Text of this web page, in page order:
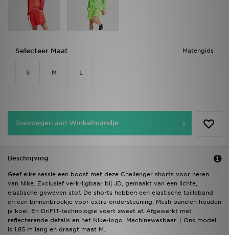
Matengids
Selecteer Maat
S M L
Toevoegen aan Winkelmandje
Beschrijving
Geef elke sessie een boost met deze Challenger shorts voor heren
van Nike. Exclusief verkrijgbaar bij JD, gemaakt van een lichte,
elastische geweven stof. De shorts hebben een elastische tailleband
en een binnenbroekje voor extra ondersteuning. Mesh panelen houden
je koel. En DriFIT-technologie voert zweet af. Afgewerkt met
reflecterende details en het Nike-logo. Machinewasbaar. | Ons model
is 1,85 m lang en draagt maat M.